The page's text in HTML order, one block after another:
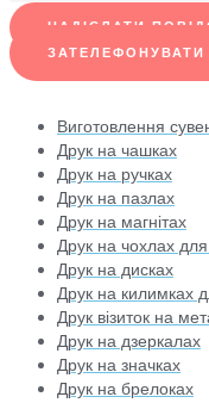
НАДІСЛАТИ
Виготовлення
Друк на чашках
Друк на ручках
Друк на пазлах
Друк на магнітах
Друк на чохлах
Друк на дисках
Друк на килимках
Друк візиток на
Друк на дзеркалах
Друк на значках
Друк на брелоках